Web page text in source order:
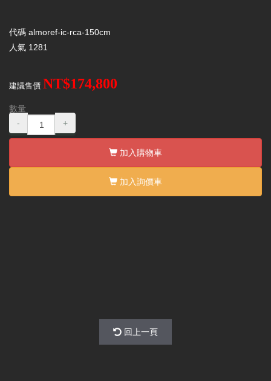
代碼 almoref-ic-rca-150cm
人氣 1281
建議售價 NT$174,800
數量
-
+
加入購物車
加入詢價車
回上一頁